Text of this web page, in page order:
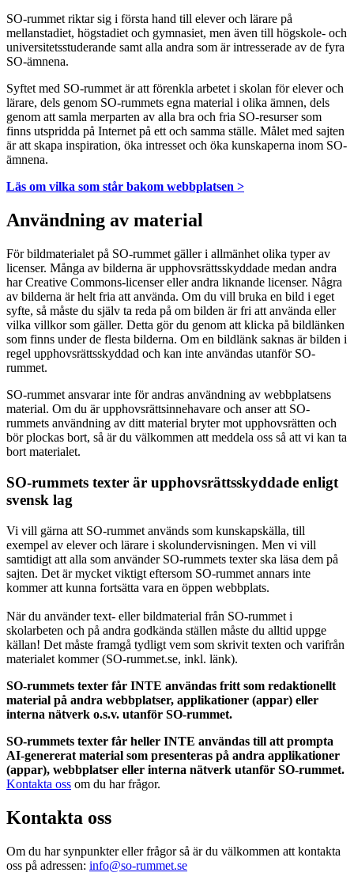
SO-rummet riktar sig i första hand till elever och lärare på
mellanstadiet, högstadiet och gymnasiet, men även till högskole- och
universitetsstuderande samt alla andra som är intresserade av de fyra
SO-ämnena.
Syftet med SO-rummet är att förenkla arbetet i skolan för elever och
lärare, dels genom SO-rummets egna material i olika ämnen, dels
genom att samla merparten av alla bra och fria SO-resurser som
finns utspridda på Internet på ett och samma ställe. Målet med sajten
är att skapa inspiration, öka intresset och öka kunskaperna inom SO-
ämnena.
Läs om vilka som står bakom webbplatsen >
Användning av material
För bildmaterialet på SO-rummet gäller i allmänhet olika typer av
licenser. Många av bilderna är upphovsrättsskyddade medan andra
har Creative Commons-licenser eller andra liknande licenser. Några
av bilderna är helt fria att använda. Om du vill bruka en bild i eget
syfte, så måste du själv ta reda på om bilden är fri att använda eller
vilka villkor som gäller. Detta gör du genom att klicka på bildlänken
som finns under de flesta bilderna. Om en bildlänk saknas är bilden i
regel upphovsrättsskyddad och kan inte användas utanför SO-
rummet.
SO-rummet ansvarar inte för andras användning av webbplatsens
material. Om du är upphovsrättsinnehavare och anser att SO-
rummets användning av ditt material bryter mot upphovsrätten och
bör plockas bort, så är du välkommen att meddela oss så att vi kan ta
bort materialet.
SO-rummets texter är upphovsrättsskyddade enligt
svensk lag
Vi vill gärna att SO-rummet används som kunskapskälla, till
exempel av elever och lärare i skolundervisningen. Men vi vill
samtidigt att alla som använder SO-rummets texter ska läsa dem på
sajten. Det är mycket viktigt eftersom SO-rummet annars inte
kommer att kunna fortsätta vara en öppen webbplats.
När du använder text- eller bildmaterial från SO-rummet i
skolarbeten och på andra godkända ställen måste du alltid uppge
källan! Det måste framgå tydligt vem som skrivit texten och varifrån
materialet kommer (SO-rummet.se, inkl. länk).
SO-rummets texter får INTE användas fritt som redaktionellt
material på andra webbplatser, applikationer (appar) eller
interna nätverk o.s.v. utanför SO-rummet.
SO-rummets texter får heller INTE användas till att prompta
AI-genererat material som presenteras på andra applikationer
(appar), webbplatser eller interna nätverk utanför SO-rummet.
Kontakta oss om du har frågor.
Kontakta oss
Om du har synpunkter eller frågor så är du välkommen att kontakta
oss på adressen: info@so-rummet.se